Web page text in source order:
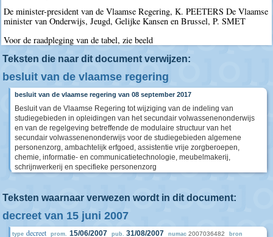
De minister-president van de Vlaamse Regering, K. PEETERS De Vlaamse
minister van Onderwijs, Jeugd, Gelijke Kansen en Brussel, P. SMET
Voor de raadpleging van de tabel, zie beeld
Teksten die naar dit document verwijzen:
besluit van de vlaamse regering
besluit van de vlaamse regering van 08 september 2017
Besluit van de Vlaamse Regering tot wijziging van de indeling van
studiegebieden in opleidingen van het secundair volwassenenonderwijs
en van de regelgeving betreffende de modulaire structuur van het
secundair volwassenenonderwijs voor de studiegebieden algemene
personenzorg, ambachtelijk erfgoed, assistentie vrije zorgberoepen,
chemie, informatie- en communicatietechnologie, meubelmakerij,
schrijnwerkerij en specifieke personenzorg
Teksten waarnaar verwezen wordt in dit document:
decreet van 15 juni 2007
type decreet prom. 15/06/2007 pub. 31/08/2007 numac 2007036482 bron